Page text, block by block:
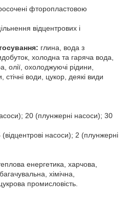
фторопластовою
відцентрових і
глина, вода з
холодна та гаряча вода,
олії, охолоджуючі рідини,
води, цукор, деякі види
20 (плунжерні насоси); 30
насоси); 2 (плунжерні
енергетика, харчова,
хімічна,
промисловість.